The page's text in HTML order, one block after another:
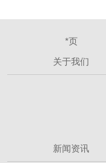
*页
关于我们
新闻资讯